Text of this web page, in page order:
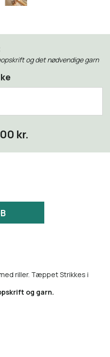
og det nødvendige garn
kr.
riller. Tæppet Strikkes i
og garn.